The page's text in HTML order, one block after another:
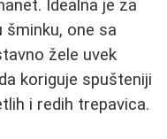
Idealna je za
šminku, one sa
žele uvek
koriguje spušteniji
i redih trepavica.